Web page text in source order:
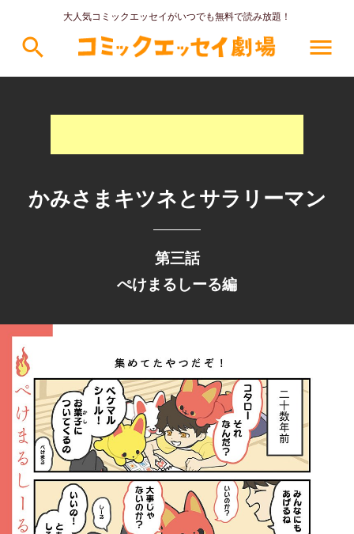
大人気コミックエッセイがいつでも無料で読み放題！
search menu
かみさまキツネとサラリーマン
第三話
ぺけまるしーる編